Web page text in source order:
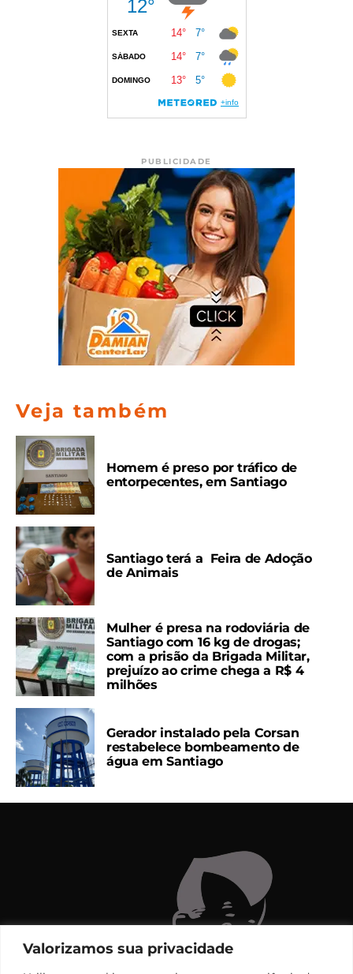
Valorizamos sua privacidade
PUBLICIDADE
Veja também
Homem é preso por tráfico de
entorpecentes, em Santiago
Santiago terá a Feira de Adoção
de Animais
Mulher é presa na rodoviária de
Santiago com 16 kg de drogas;
com a prisão da Brigada Militar,
prejuízo ao crime chega a R$ 4
milhões
Gerador instalado pela Corsan
restabelece bombeamento de
água em Santiago